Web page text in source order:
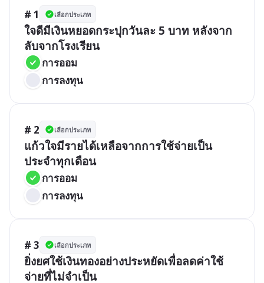
# 1 เลือกประเภท
ใจดีมีเงินหยอดกระปุกวันละ 5 บาท หลังจาก
ลับจากโรงเรียน
การออม
การลงทุน
# 2 เลือกประเภท
แก้วใจมีรายได้เหลือจากการใช้จ่ายเป็น
ประจำทุกเดือน
การออม
การลงทุน
# 3 เลือกประเภท
ยิ่งยศใช้เงินทองอย่างประหยัดเพื่อลดค่าใช้
จ่ายที่ไม่จำเป็น